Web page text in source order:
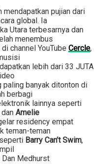
mendapatkan pujian dari
global. Ia
Utara terbesarnya dan
menembus
channel YouTube Cercle,
lebih dari 33 JUTA
banyak ditonton di
berbagi
lainnya seperti
dan Amelie
residency empat
teman-teman
Barry Can’t Swim,